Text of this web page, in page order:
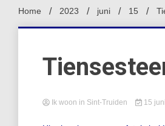
Home 2023 juni 15
Ik woon in Sint-Truiden 15